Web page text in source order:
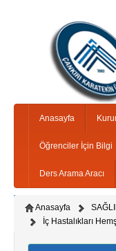
Anasayfa
Öğrenciler İçin Bilgi
Ders Arama Aracı
Anasayfa
İç Hastalıkları